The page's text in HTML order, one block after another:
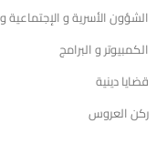
الشؤون الأسرية و الإجتماعية
الكمبيوتر و البرامج
قضايا دينية
ركن العروس